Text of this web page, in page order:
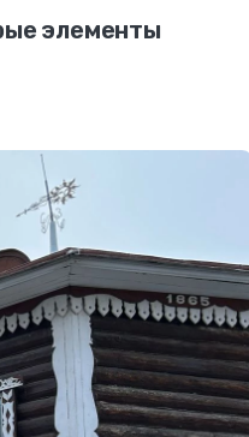
элементы